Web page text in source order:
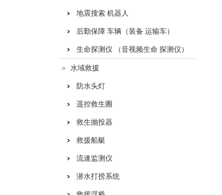
地震搜索 机器人
后勤保障 车辆（装备 运输车）
生命探测仪 （音视频生命 探测仪）
水域救援
防水头灯
遥控救生圈
救生抛投器
救援船艇
流速监测仪
潜水打捞系统